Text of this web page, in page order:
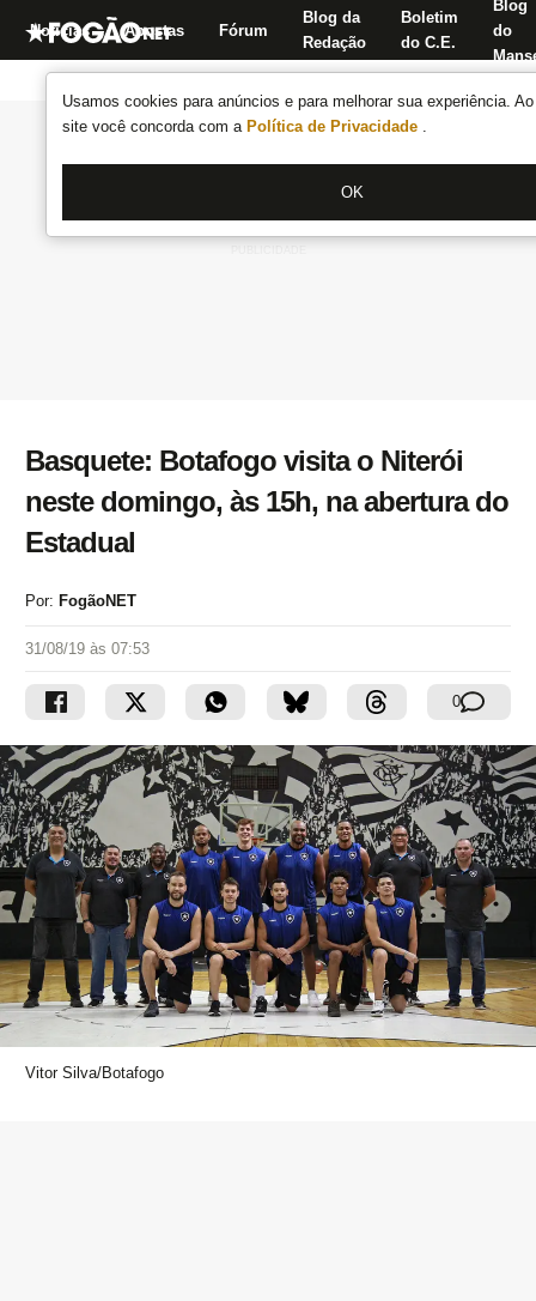
Usamos cookies para anúncios e para melhorar sua experiência.
site você concorda com a Política de Privacidade .
OK
Notícias Apostas Fórum
Blog da
Redação
Boletim
do C.E.
Blog
do
Basquete: Botafogo visita o Niterói
neste domingo, às 15h, na abertura do
Estadual
Por: FogãoNET
31/08/19 às 07:53
0
Vitor Silva/Botafogo